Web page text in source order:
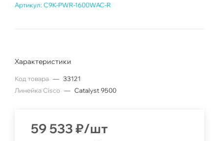
Артикул: C9K-PWR-1600WAC-R
Характеристики
Код товара — 33121
Линейка Cisco — Catalyst 9500
59 533 ₽/шт